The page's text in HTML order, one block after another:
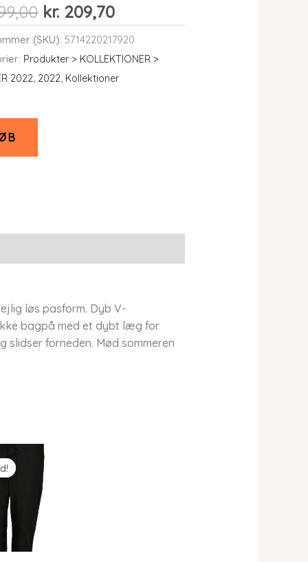
Den
oprindelige
pris
var:
kr. 699,00.
kr. 209,70Den
aktuelle
pris
er:
kr. 209,70.
(SKU): 5714220217920
Produkter > KOLLEKTIONER >
2022, 2022, Kollektioner
løs pasform. Dyb V-
bagpå med et dybt læg for
slidser forneden. Mød sommeren